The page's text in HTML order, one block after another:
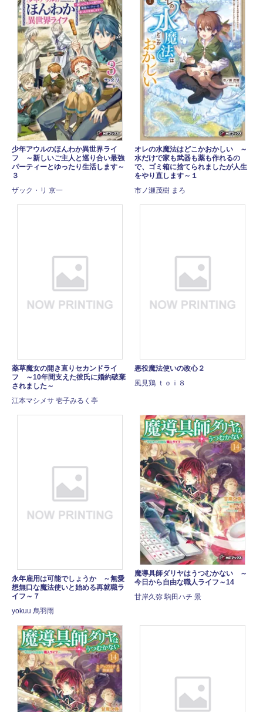
少年アウルのほんわか異世界ライ
フ ～新しいご主人と巡り合い最強
パーティーとゆったり生活します～
３
ザック・リ 京一
オレの水魔法はどこかおかしい ～
水だけで家も武器も薬も作れるの
で、ゴミ箱に捨てられましたが人生
をやり直します～１
市ノ瀬茂樹 まろ
薬草魔女の開き直りセカンドライ
フ ～10年間支えた彼氏に婚約破棄
されました～
江本マシメサ 壱子みるく亭
悪役魔法使いの改心２
風見鶏 ｔｏｉ８
永年雇用は可能でしょうか ～無愛
想無口な魔法使いと始める再就職ラ
イフ～７
yokuu 烏羽雨
魔導具師ダリヤはうつむかない ～
今日から自由な職人ライフ～14
甘岸久弥 駒田ハチ 景